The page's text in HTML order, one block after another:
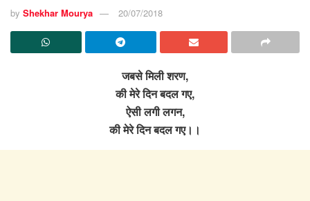
by Shekhar Mourya 20/07/2018
जबसे मिली शरण,
की मेरे दिन बदल गए,
ऐसी लगी लगन,
की मेरे दिन बदल गए।।